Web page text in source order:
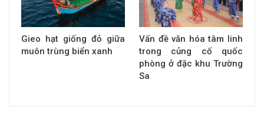
Gieo hạt giống đỏ giữa
muôn trùng biển xanh
Vấn đề văn hóa tâm linh
trong củng cố quốc
phòng ở đặc khu Trường
Sa